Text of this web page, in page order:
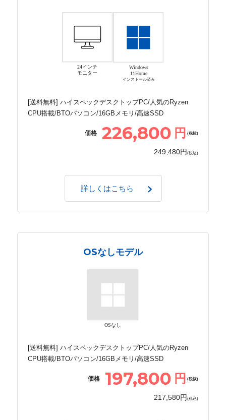
24インチ
モニター
Windows
11Home
インストール済み
[送料無料] ハイスペックデスクトップPC/人気のRyzen
CPU搭載/BTOパソコン/16GBメモリ/高速SSD
価格 226,800 円 (税抜)
249,480円 (税込)
詳しくはこちら
OSなしモデル
OSなし
[送料無料] ハイスペックデスクトップPC/人気のRyzen
CPU搭載/BTOパソコン/16GBメモリ/高速SSD
価格 197,800 円 (税抜)
217,580円 (税込)